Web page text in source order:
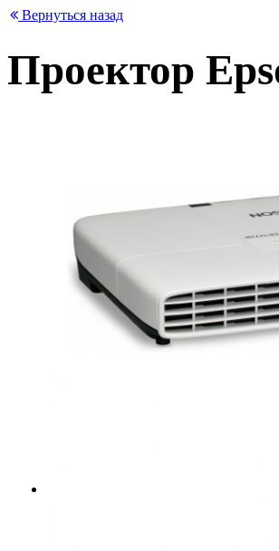
Вернуться назад
Проектор